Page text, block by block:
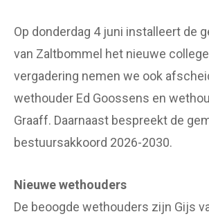
Op donderdag 4 juni installeert de
van Zaltbommel het nieuwe
vergadering nemen we ook
wethouder Ed Goossens en
Graaff. Daarnaast bespreekt de
bestuursakkoord 2026-2030.
Nieuwe wethouders
De beoogde wethouders zijn Gijs